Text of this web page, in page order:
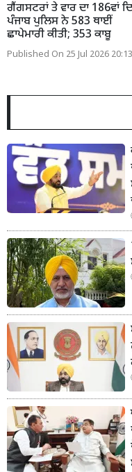
ਗੈਂਗਸਟਰਾਂ ਤੇ ਵਾਰ ਦਾ 186ਵਾਂ
ਪੰਜਾਬ ਪੁਲਿਸ ਨੇ 583 ਥਾਈਂ
ਛਾਪੇਮਾਰੀ ਕੀਤੀ; 353 ਕਾਬੂ
Published On 25 Jul 2026